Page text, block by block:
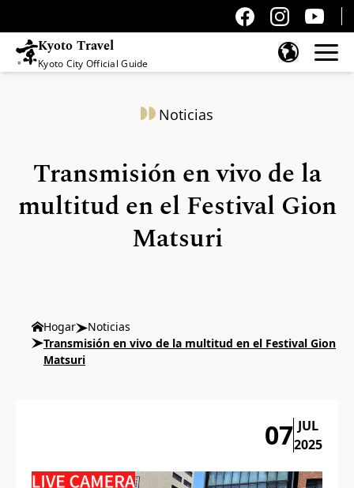
Kyoto Travel
Kyoto City Official Guide
Noticias
Transmisión en vivo de la
multitud en el Festival Gion
Matsuri
Hogar
Noticias
Transmisión en vivo de la multitud en el Festival Gion
Matsuri
07 JUL
2025